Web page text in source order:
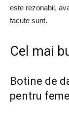
este rezonabil,
facute sunt.
Cel mai
Botine de
pentru